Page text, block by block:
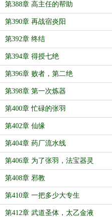
第388章 高主任的帮助
第390章 再战宿炎阳
第392章 终结
第394章 得授七绝
第396章 败者，第二绝
第398章 第一次炼器
第400章 忙碌的张羽
第402章 仙缘
第404章 药厂流水线
第406章 为了张羽，法宝器灵
第408章 邪教
第410章 一把多少大专生
第412章 武道圣体，太乙金液